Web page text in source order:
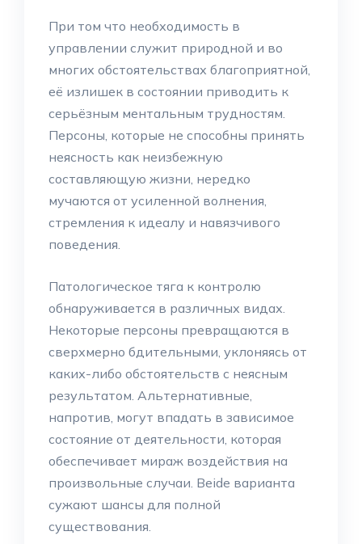
При том что необходимость в
управлении служит природной и во
многих обстоятельствах благоприятной,
её излишек в состоянии приводить к
серьёзным ментальным трудностям.
Персоны, которые не способны принять
неясность как неизбежную
составляющую жизни, нередко
мучаются от усиленной волнения,
стремления к идеалу и навязчивого
поведения.
Патологическое тяга к контролю
обнаруживается в различных видах.
Некоторые персоны превращаются в
сверхмерно бдительными, уклоняясь от
каких-либо обстоятельств с неясным
результатом. Альтернативные,
напротив, могут впадать в зависимое
состояние от деятельности, которая
обеспечивает мираж воздействия на
произвольные случаи. Beide варианта
сужают шансы для полной
существования.